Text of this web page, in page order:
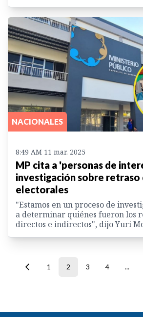
NACIONALES
8:49 AM 11 mar. 2025
MP cita a 'personas de
investigación sobre retraso
electorales
"Estamos en un proceso de
a determinar quiénes fueron los
directos e indirectos", dijo Yuri
1 2 3 4 ...